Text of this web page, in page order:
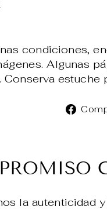
condiciones,
Algunas
Conserva
la autenticidad